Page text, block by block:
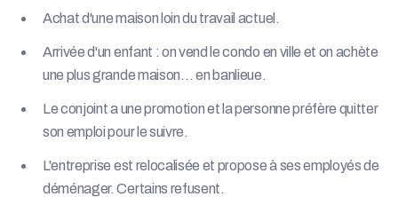
Achat d'une maison loin du travail actuel.
Arrivée d'un enfant : on vend le condo en ville et on achète
une plus grande maison… en banlieue.
Le conjoint a une promotion et la personne préfère quitter
son emploi pour le suivre.
L'entreprise est relocalisée et propose à ses employés de
déménager. Certains refusent.